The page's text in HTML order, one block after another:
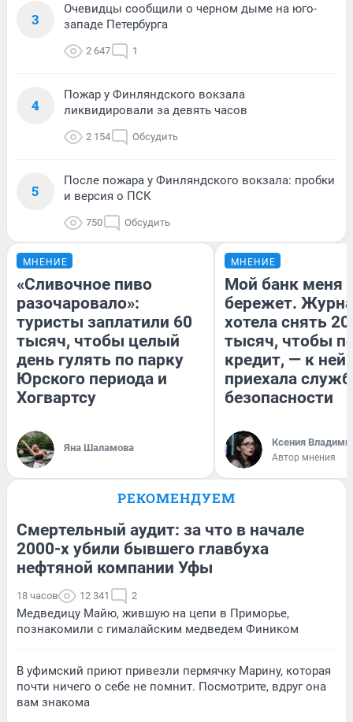
3
Очевидцы сообщили о черном дыме на юго-
западе Петербурга
2 647 1
4
Пожар у Финляндского вокзала
ликвидировали за девять часов
2 154 Обсудить
5
После пожара у Финляндского вокзала: пробки
и версия о ПСК
750 Обсудить
МНЕНИЕ
«Сливочное пиво
разочаровало»:
туристы заплатили 60
тысяч, чтобы целый
день гулять по парку
Юрского периода и
Хогвартсу
Яна Шаламова
МНЕНИЕ
Мой банк меня
бережет.
хотела снять
тысяч, чтобы
кредит, — к
приехала
безопасности
Ксения
Автор мнения
РЕКОМЕНДУЕМ
Смертельный аудит: за что в начале
2000-х убили бывшего главбуха
нефтяной компании Уфы
18 часов 12 341 2
Медведицу Майю, жившую на цепи в Приморье,
познакомили с гималайским медведем Фиником
В уфимский приют привезли пермячку Марину, которая
почти ничего о себе не помнит. Посмотрите, вдруг она
вам знакома